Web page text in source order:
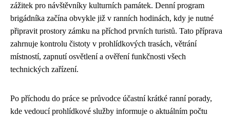
zážitek pro návštěvníky kulturních památek. Denní program
brigádníka začína obvykle již v ranních hodinách, kdy je nutné
připravit prostory zámku na příchod prvních turistů. Tato příprava
zahrnuje kontrolu čistoty v prohlídkových trasách, větrání
místností, zapnutí osvětlení a ověření funkčnosti všech
technických zařízení.
Po příchodu do práce se průvodce účastní krátké ranní porady,
kde vedoucí prohlídkové služby informuje o aktuálním počtu